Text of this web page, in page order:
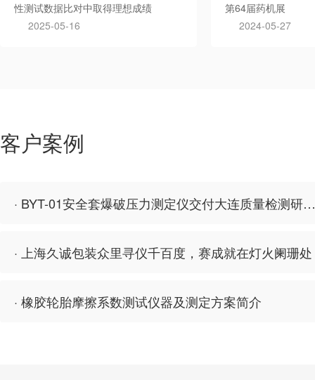
性测试数据比对中取得理想成绩
2025-05-16
第64届药机展
2024-05-27
客户案例
· BYT-01安全套爆破压力测定仪交付大连质量检测研究院
· 上海久诚包装众里寻仪千百度，赛成就在灯火阑珊处
· 橡胶轮胎摩擦系数测试仪器及测定方案简介